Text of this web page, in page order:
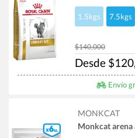
1.5kgs 7.5kgs
$140,000
Desde
Envío
MONKCAT
Monkcat